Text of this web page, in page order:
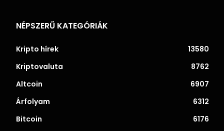
NÉPSZERŰ KATEGÓRIÁK
Kripto hírek
13580
Kriptovaluta
8762
Altcoin
6907
Árfolyam
6312
Bitcoin
6176